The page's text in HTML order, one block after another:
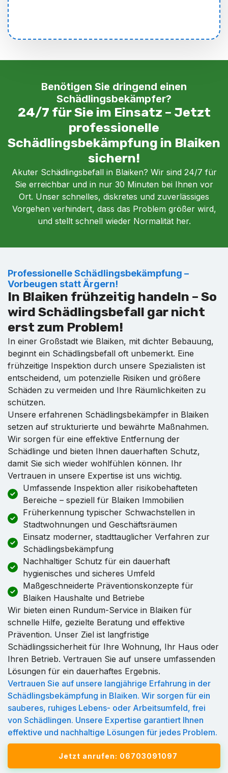
Benötigen Sie dringend einen
Schädlingsbekämpfer?
24/7 für Sie im Einsatz – Jetzt
professionelle
Schädlingsbekämpfung in Blaiken
sichern!
Akuter Schädlingsbefall in Blaiken? Wir sind 24/7 für
Sie erreichbar und in nur 30 Minuten bei Ihnen vor
Ort. Unser schnelles, diskretes und zuverlässiges
Vorgehen verhindert, dass das Problem größer wird,
und stellt schnell wieder Normalität her.
Professionelle Schädlingsbekämpfung –
Vorbeugen statt Ärgern!
In Blaiken frühzeitig handeln – So
wird Schädlingsbefall gar nicht
erst zum Problem!
In einer Großstadt wie Blaiken, mit dichter Bebauung,
beginnt ein Schädlingsbefall oft unbemerkt. Eine
frühzeitige Inspektion durch unsere Spezialisten ist
entscheidend, um potenzielle Risiken und größere
Schäden zu vermeiden und Ihre Räumlichkeiten zu
schützen.
Unsere erfahrenen Schädlingsbekämpfer in Blaiken
setzen auf strukturierte und bewährte Maßnahmen.
Wir sorgen für eine effektive Entfernung der
Schädlinge und bieten Ihnen dauerhaften Schutz,
damit Sie sich wieder wohlfühlen können. Ihr
Vertrauen in unsere Expertise ist uns wichtig.
Umfassende Inspektion aller risikobehafteten
Bereiche – speziell für Blaiken Immobilien
Früherkennung typischer Schwachstellen in
Stadtwohnungen und Geschäftsräumen
Einsatz moderner, stadttauglicher Verfahren zur
Schädlingsbekämpfung
Nachhaltiger Schutz für ein dauerhaft
hygienisches und sicheres Umfeld
Maßgeschneiderte Präventionskonzepte für
Blaiken Haushalte und Betriebe
Wir bieten einen Rundum-Service in Blaiken für
schnelle Hilfe, gezielte Beratung und effektive
Prävention. Unser Ziel ist langfristige
Schädlingssicherheit für Ihre Wohnung, Ihr Haus oder
Ihren Betrieb. Vertrauen Sie auf unsere umfassenden
Lösungen für ein dauerhaftes Ergebnis.
Vertrauen Sie auf unsere langjährige Erfahrung in der
Schädlingsbekämpfung in Blaiken. Wir sorgen für ein
sauberes, ruhiges Lebens- oder Arbeitsumfeld, frei
von Schädlingen. Unsere Expertise garantiert Ihnen
effektive und nachhaltige Lösungen für jedes Problem.
Jetzt anrufen: 06703091097